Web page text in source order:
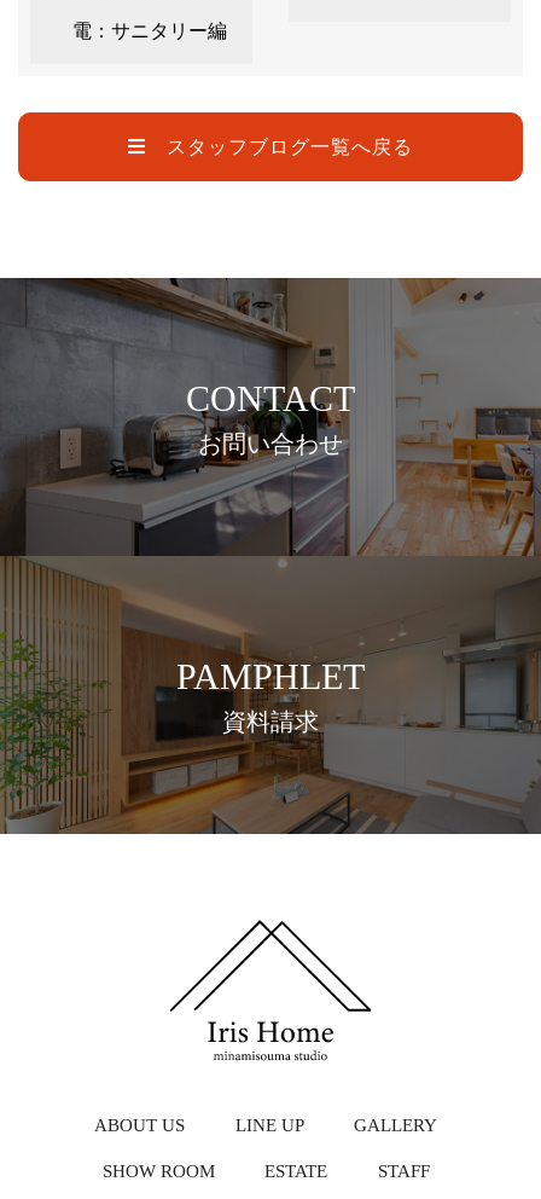
電：サニタリー編
スタッフブログ一覧へ戻る
CONTACT
お問い合わせ
PAMPHLET
資料請求
ABOUT US LINE UP GALLERY
SHOW ROOM ESTATE STAFF